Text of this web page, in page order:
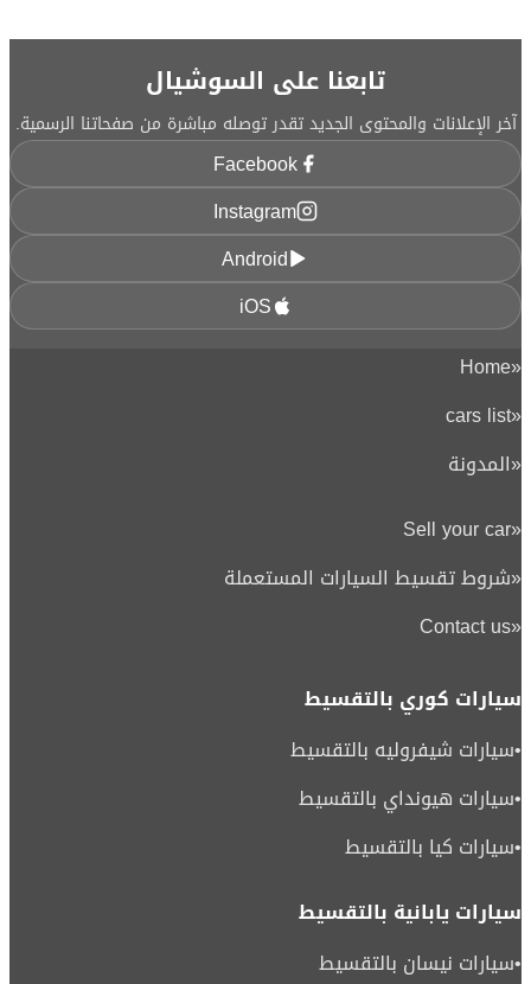
تابعنا على السوشيال
آخر الإعلانات والمحتوى الجديد تقدر توصله مباشرة من صفحاتنا الرسمية.
Facebook
Instagram
Android
iOS
«
Home
«
cars list
«المدونة
«
Sell your car
«شروط تقسيط السيارات المستعملة
«
Contact us
سيارات كوري بالتقسيط
•سيارات شيفروليه بالتقسيط
•سيارات هيونداي بالتقسيط
•سيارات كيا بالتقسيط
سيارات يابانية بالتقسيط
•سيارات نيسان بالتقسيط